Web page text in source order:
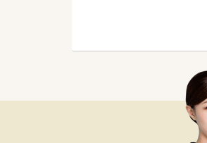
【"本当
在宅医療
地域活動
【チャレ
ご年齢関
資格取得
代表との